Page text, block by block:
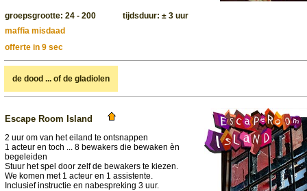
groepsgrootte: 24 - 200 tijdsduur: ± 3 uur
maffia misdaad
offerte in 9 sec
de dood ... of de gladiolen
Escape Room Island
2 uur om van het eiland te ontsnappen
1 acteur en toch ... 8 bewakers die bewaken èn
begeleiden
Stuur het spel door zelf de bewakers te kiezen.
We komen met 1 acteur en 1 assistente.
Inclusief instructie en nabespreking 3 uur.